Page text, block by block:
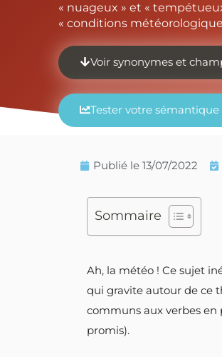
« nuageux » et «
« conditions
Voir synonymes et
Tester votre
Publié le 13/07/2022
Sommaire
Ah, la météo ! Ce sujet
qui gravite autour de ce
communs aux verbes en
promis).